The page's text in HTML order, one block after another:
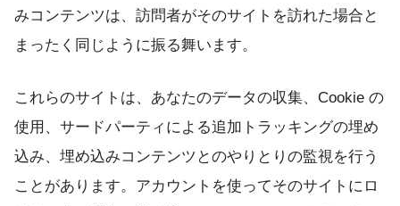
みコンテンツは、訪問者がそのサイトを訪れた場合と
まったく同じように振る舞います。
これらのサイトは、あなたのデータの収集、Cookie の
使用、サードパーティによる追加トラッキングの埋め
込み、埋め込みコンテンツとのやりとりの監視を行う
ことがあります。アカウントを使ってそのサイトにロ